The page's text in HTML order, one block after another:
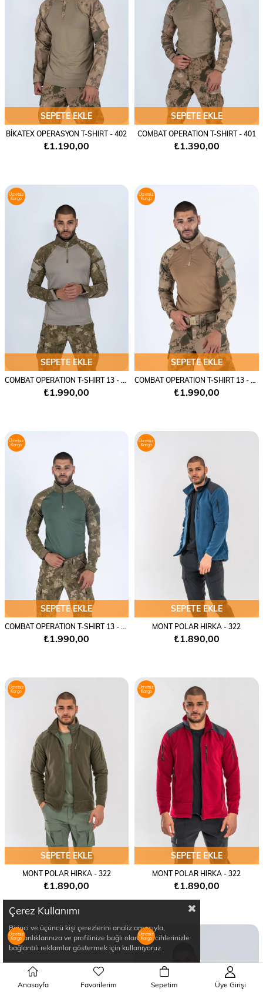
SEPETE EKLE
BİKATEX OPERASYON T-SHIRT - 402
₺1.190,00
SEPETE EKLE
COMBAT OPERATION T-SHIRT - 401
₺1.390,00
SEPETE EKLE
₺1.990,00
Ücretsiz
Kargo
SEPETE EKLE
₺1.990,00
Ücretsiz
Kargo
SEPETE EKLE
COMBAT OPERATION T-SHIRT 13 - 401
₺1.990,00
Ücretsiz
Kargo
SEPETE EKLE
MONT POLAR HIRKA - 322
₺1.890,00
Ücretsiz
Kargo
SEPETE EKLE
MONT POLAR HIRKA - 322
₺1.890,00
Ücretsiz
Kargo
SEPETE EKLE
MONT POLAR HIRKA - 322
₺1.890,00
Ücretsiz
Kargo
Ücretsiz
Kargo
Ücretsiz
Kargo
Çerez Kullanımı
Birinci ve üçüncü kişi çerezlerini analiz amacıyla,
alışkanlıklarınıza ve profilinize bağlı olarak tercihlerinizle
bağlantılı reklamlar göstermek için kullanıyoruz.
Anasayfa Favorilerim Sepetim Üye Girişi